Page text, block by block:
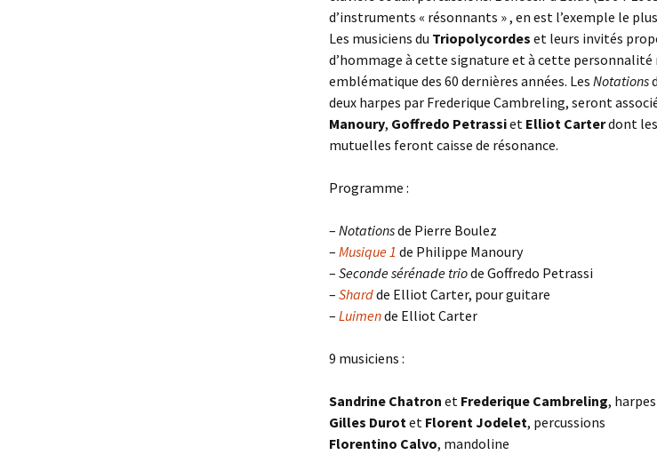
Impressions
et d’Autriche
Impressions
Barroco
Impressions
De Natura
D’une
50/50 : Janis
Kronos
A part(ition)s
Twine
d’instruments « résonnants » , en est l’exemple le
Les musiciens du Triopolycordes et leurs invités
d’hommage à cette signature et à cette
emblématique des 60 dernières années. Les Notations
deux harpes par Frederique Cambreling, seront
Manoury, Goffredo Petrassiet Elliot Carterdont
mutuelles feront caisse de résonance.
Programme :
– Notationsde Pierre Boulez
– Musique 1 de Philippe Manoury
– Seconde sérénade triode Goffredo Petrassi
– Shardde Elliot Carter, pour guitare
– Luimende Elliot Carter
9 musiciens :
Sandrine Chatron et Frederique Cambreling, harpes
Gilles Durotet Florent Jodelet, percussions
Florentino Calvo, mandoline